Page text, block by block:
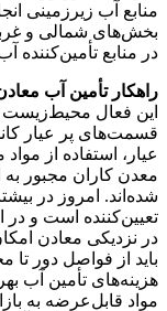
منابع آب زیرزمینی
بخش‌های شمالی و
در منابع تأمین‌کننده
راهکار تأمین آب
این فعال محیط‌زیست
قسمت‌های پر عیار
عیار، استفاده از
معدن کاران مجبور
شده‌اند. امروز در
تعیین‌کننده است و در
در نزدیکی معادن
باید از فواصل دور
هزینه‌های تأمین آب
مواد قابل‌عرضه به